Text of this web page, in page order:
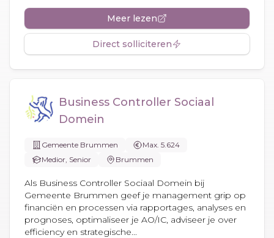
Meer lezen
Direct solliciteren
Business Controller Sociaal
Domein
Gemeente Brummen
Max. 5.624
Medior, Senior
Brummen
Als Business Controller Sociaal Domein bij
Gemeente Brummen geef je management grip op
financiën en processen via rapportages, analyses en
prognoses, optimaliseer je AO/IC, adviseer je over
efficiency en strategische...